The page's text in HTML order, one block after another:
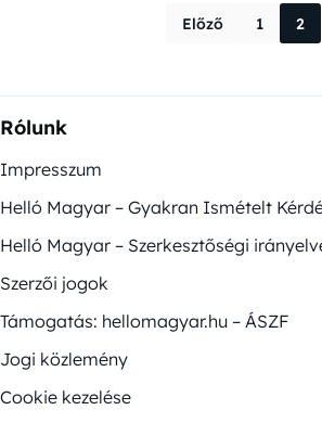
Előző 1 2
Rólunk
Impresszum
Helló Magyar – Gyakran Ismételt
Helló Magyar – Szerkesztőségi
Szerzői jogok
Támogatás: hellomagyar.hu – ÁSZF
Jogi közlemény
Cookie kezelése